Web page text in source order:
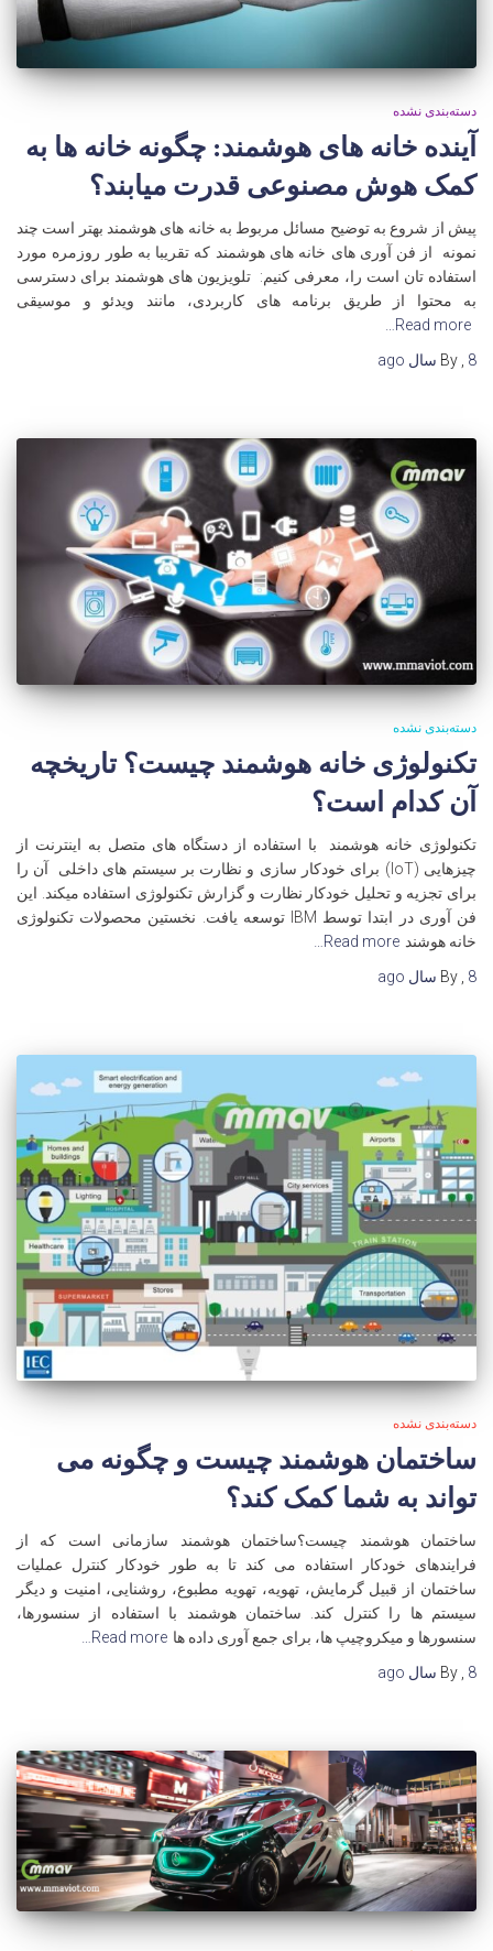
دسته‌بندی نشده
آینده خانه های هوشمند: چگونه خانه ها به
کمک هوش مصنوعی قدرت میابند؟
پیش از شروع به توضیح مسائل مربوط به خانه های هوشمند بهتر است چند
نمونه از فن آوری های خانه های هوشمند که تقریبا به طور روزمره مورد
استفاده تان است را، معرفی کنیم: تلویزیون های هوشمند برای دسترسی
به محتوا از طریق برنامه های کاربردی، مانند ویدئو و موسیقی
Read more…
By
8 سال
دسته‌بندی نشده
تکنولوژی خانه هوشمند چیست؟ تاریخچه
آن کدام است؟
تکنولوژی خانه هوشمند با استفاده از دستگاه های متصل به اینترنت از
چیزهایی (IoT) برای خودکار سازی و نظارت بر سیستم های داخلی آن را
برای تجزیه و تحلیل خودکار نظارت و گزارش تکنولوژی استفاده میکند. این
فن آوری در ابتدا توسط IBM توسعه یافت. نخستین محصولات تکنولوژی
خانه هوشند Read more…
By
8 سال
دسته‌بندی نشده
ساختمان هوشمند چیست و چگونه می
تواند به شما کمک کند؟
ساختمان هوشمند چیست؟ساختمان هوشمند سازمانی است که از
فرایندهای خودکار استفاده می کند تا به طور خودکار کنترل عملیات
ساختمان از قبیل گرمایش، تهویه، تهویه مطبوع، روشنایی، امنیت و دیگر
سیستم ها را کنترل کند. ساختمان هوشمند با استفاده از سنسورها،
سنسورها و میکروچیپ ها، برای جمع آوری داده ها Read more…
By
8 سال